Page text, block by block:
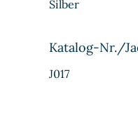
Silber
Katalog-Nr./
J017